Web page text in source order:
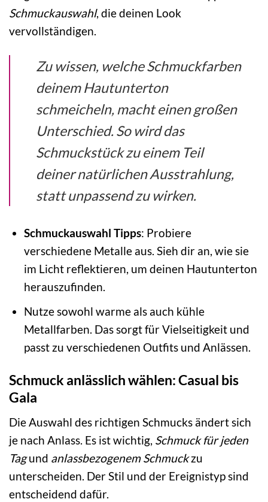
Schmuckauswahl, die deinen Look
vervollständigen.
Zu wissen, welche Schmuckfarben
deinem Hautunterton
schmeicheln, macht einen großen
Unterschied. So wird das
Schmuckstück zu einem Teil
deiner natürlichen Ausstrahlung,
statt unpassend zu wirken.
Schmuckauswahl Tipps: Probiere
verschiedene Metalle aus. Sieh dir an, wie sie
im Licht reflektieren, um deinen Hautunterton
herauszufinden.
Nutze sowohl warme als auch kühle
Metallfarben. Das sorgt für Vielseitigkeit und
passt zu verschiedenen Outfits und Anlässen.
Schmuck anlässlich wählen: Casual bis
Gala
Die Auswahl des richtigen Schmucks ändert sich
je nach Anlass. Es ist wichtig, Schmuck für jeden
Tagund anlassbezogenem Schmuckzu
unterscheiden. Der Stil und der Ereignistyp sind
entscheidend dafür.